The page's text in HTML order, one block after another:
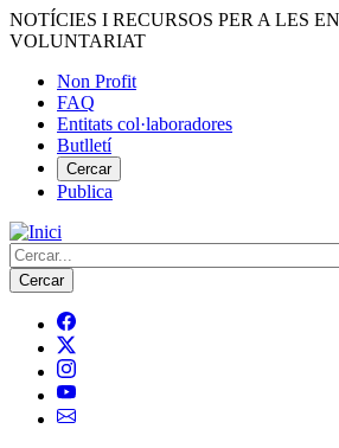
Vés
al
NOTÍCIES I RECURSOS PER A LES
VOLUNTARIAT
Menú
del
compte
d'usuari
Non Profit
FAQ
Entitats col·laboradores
Butlletí
Cercar
Publica
Cerca